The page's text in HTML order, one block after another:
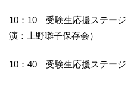
10：10 受験生応援ステージ
演：上野囃子保存会）
10：40 受験生応援ステージ